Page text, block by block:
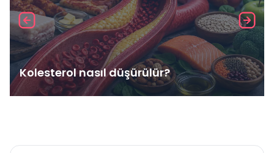
Kolesterol nasıl düşürülür?